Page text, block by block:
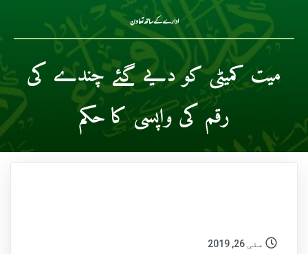
ادارے کے ساتھ تعاون
میت کمیٹی کو دیے گئے چندے کی
رقم کی واپسی کا حکم
مئی 26, 2019